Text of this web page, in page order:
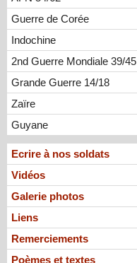
Guerre de Corée
Indochine
2nd Guerre Mondiale 39/45
Grande Guerre 14/18
Zaïre
Guyane
Ecrire à nos soldats
Vidéos
Galerie photos
Liens
Remerciements
Poèmes et textes